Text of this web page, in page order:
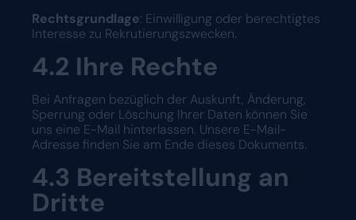
Rechtsgrundlage: Einwilligung oder berechtigtes
Interesse zu Rekrutierungszwecken.
4.2 Ihre Rechte
Bei Anfragen bezüglich der Auskunft, Änderung,
Sperrung oder Löschung Ihrer Daten können Sie
uns eine E-Mail hinterlassen. Unsere E-Mail-
Adresse finden Sie am Ende dieses Dokuments.
4.3 Bereitstellung an
Dritte